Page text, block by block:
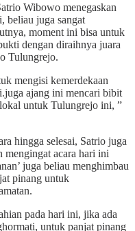
Wibowo menegaskan
beliau juga sangat
moment ini bisa untuk
dengan diraihnya juara
Tulungrejo.
mengisi kemerdekaan
ajang ini mencari bibit
untuk Tulungrejo ini, ”
hingga selesai, Satrio juga
mengingat acara hari ini
juga beliau menghimbau
pinang untuk
pada hari ini, jika ada
untuk panjat pinang